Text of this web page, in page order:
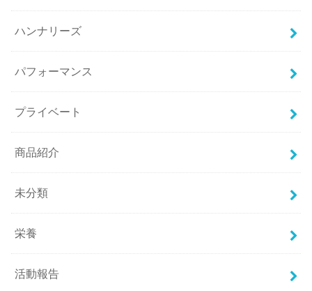
ハンナリーズ
パフォーマンス
プライベート
商品紹介
未分類
栄養
活動報告